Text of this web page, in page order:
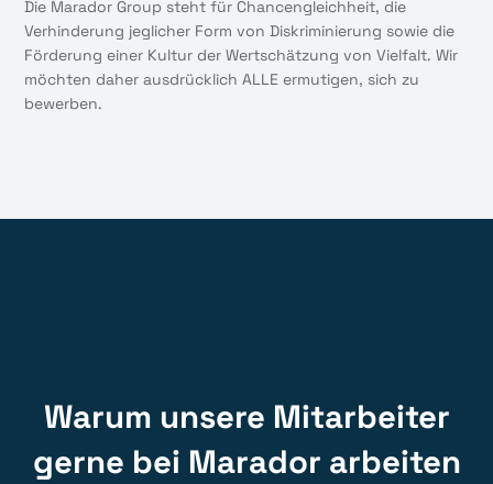
Die Marador Group steht für Chancengleichheit, die
Verhinderung jeglicher Form von Diskriminierung sowie die
Förderung einer Kultur der Wertschätzung von Vielfalt. Wir
möchten daher ausdrücklich ALLE ermutigen, sich zu
bewerben.
Warum unsere Mitarbeiter
gerne bei Marador arbeiten